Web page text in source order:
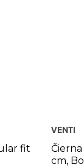
fit
cm,
VENTI